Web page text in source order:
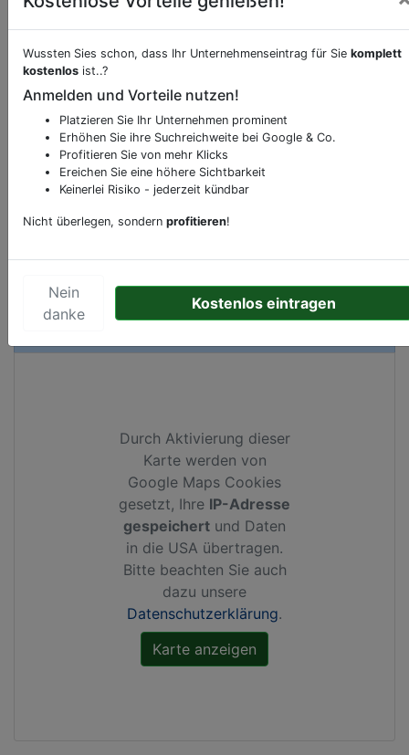
Beschreibung & Services von
Sie möchten eine Beschreibung, Dienstleistung
oder andere relevante Informationen hinzufügen?
Klicken Sie bittehierum uns zu kontaktieren.
Gerne erweitern wir Ihren Firmeneintrag um
Sonderangebote odere besondere Services, die
Ihr Unternehmen anbietet und womit Sie sich von
Durch Aktivierung dieser
Karte werden von
Google Maps Cookies
gesetzt, Ihre IP-Adresse
gespeichert und Daten
in die USA übertragen.
Bitte beachten Sie auch
dazu unsere
Datenschutzerklärung.
Wussten Sies schon, dass Ihr Unternehmenseintrag für Sie komplett
kostenlos ist..?
Anmelden und Vorteile nutzen!
Platzieren Sie Ihr Unternehmen prominent
Erhöhen Sie ihre Suchreichweite bei Google & Co.
Profitieren Sie von mehr Klicks
Ereichen Sie eine höhere Sichtbarkeit
Keinerlei Risiko - jederzeit kündbar
Nicht überlegen, sondern profitieren!
Nein
danke
Kostenlos eintragen